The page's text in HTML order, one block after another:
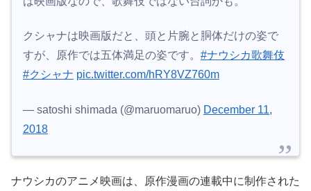
クシャナは映画版だと、頭と片腕と胴体だけの姿で
すが、原作では五体満足の姿です。 #ナウシカ歌舞伎
#クシャナ pic.twitter.com/hRY8VZ760m
— satoshi shimada (@maruomaruo) December 11,
2018
ナウシカのアニメ映画は、原作漫画の連載中に制作された